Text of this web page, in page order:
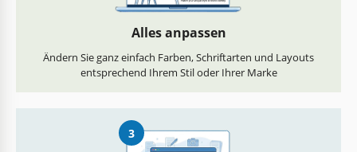
Alles anpassen
Ändern Sie ganz einfach Farben, Schriftarten und Layouts
entsprechend Ihrem Stil oder Ihrer Marke
3